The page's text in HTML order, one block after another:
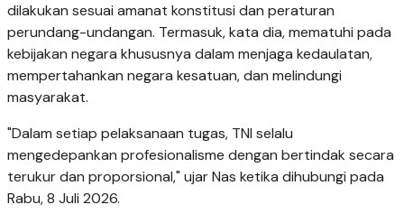
dilakukan sesuai amanat konstitusi dan peraturan
perundang-undangan. Termasuk, kata dia, mematuhi pada
kebijakan negara khususnya dalam menjaga kedaulatan,
mempertahankan negara kesatuan, dan melindungi
masyarakat.
"Dalam setiap pelaksanaan tugas, TNI selalu
mengedepankan profesionalisme dengan bertindak secara
terukur dan proporsional," ujar Nas ketika dihubungi pada
Rabu, 8 Juli 2026.